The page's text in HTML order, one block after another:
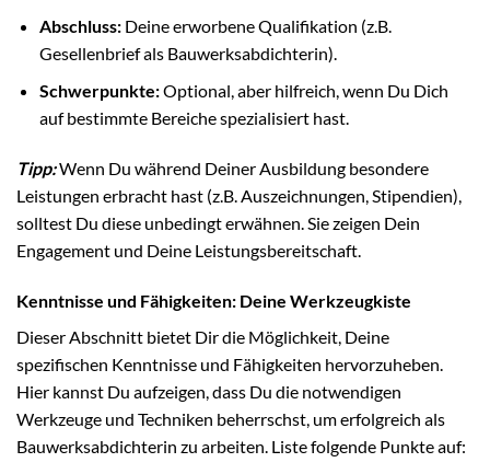
Abschluss:Deine erworbene Qualifikation (z.B.
Gesellenbrief als Bauwerksabdichterin).
Schwerpunkte:Optional, aber hilfreich, wenn Du Dich
auf bestimmte Bereiche spezialisiert hast.
Tipp:Wenn Du während Deiner Ausbildung besondere
Leistungen erbracht hast (z.B. Auszeichnungen, Stipendien),
solltest Du diese unbedingt erwähnen. Sie zeigen Dein
Engagement und Deine Leistungsbereitschaft.
Kenntnisse und Fähigkeiten: Deine Werkzeugkiste
Dieser Abschnitt bietet Dir die Möglichkeit, Deine
spezifischen Kenntnisse und Fähigkeiten hervorzuheben.
Hier kannst Du aufzeigen, dass Du die notwendigen
Werkzeuge und Techniken beherrschst, um erfolgreich als
Bauwerksabdichterin zu arbeiten. Liste folgende Punkte auf: